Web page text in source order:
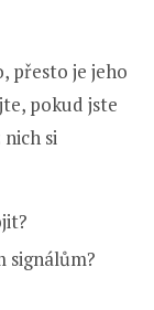
přesto je jeho
pokud jste
si
signálům?